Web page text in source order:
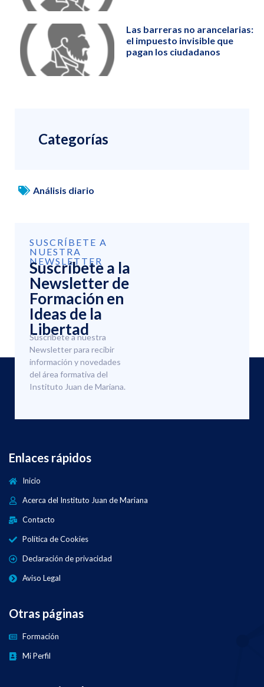
Las barreras no arancelarias:
el impuesto invisible que
pagan los ciudadanos
Categorías
Análisis diario
SUSCRÍBETE A
NUESTRA
NEWSLETTER
Suscríbete a la
Newsletter de
Formación en
Ideas de la
Libertad
Suscríbete a nuestra
Newsletter para recibir
información y novedades
del área formativa del
Instituto Juan de Mariana.
Enlaces rápidos
Inicio
Acerca del Instituto Juan de Mariana
Contacto
Política de Cookies
Declaración de privacidad
Aviso Legal
Otras páginas
Formación
Mi Perfil